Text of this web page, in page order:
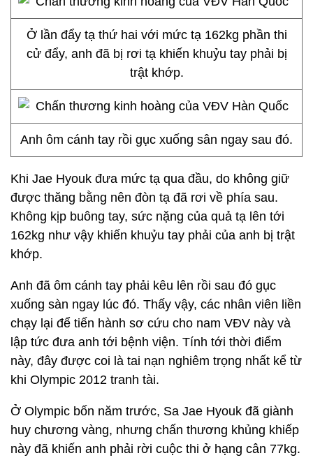
Ở lần đẩy tạ thứ hai với mức tạ 162kg phần thi
cử đẩy, anh đã bị rơi tạ khiến khuỷu tay phải bị
trật khớp.
Anh ôm cánh tay rồi gục xuống sân ngay sau đó.
Khi Jae Hyouk đưa mức tạ qua đầu, do không giữ
được thăng bằng nên đòn tạ đã rơi về phía sau.
Không kịp buông tay, sức nặng của quả tạ lên tới
162kg như vậy khiến khuỷu tay phải của anh bị trật
khớp.
Anh đã ôm cánh tay phải kêu lên rồi sau đó gục
xuống sàn ngay lúc đó. Thấy vậy, các nhân viên liền
chạy lại để tiến hành sơ cứu cho nam VĐV này và
lập tức đưa anh tới bệnh viện. Tính tới thời điểm
này, đây được coi là tai nạn nghiêm trọng nhất kể từ
khi Olympic 2012 tranh tài.
Ở Olympic bốn năm trước, Sa Jae Hyouk đã giành
huy chương vàng, nhưng chấn thương khủng khiếp
này đã khiến anh phải rời cuộc thi ở hạng cân 77kg.